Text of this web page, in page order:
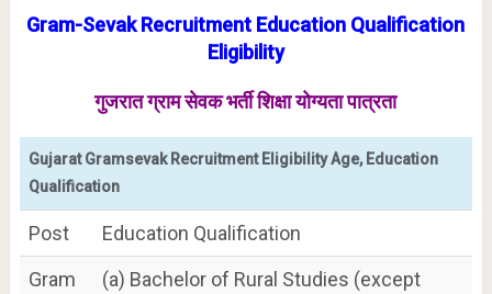
Gram-Sevak Recruitment Education Qualification
Eligibility
गुजरातग्राम सेवक भर्ती शिक्षा योग्यता पात्रता
Gujarat Gramsevak Recruitment Eligibility Age, Education
Qualification
Post
Education Qualification
Gram
(a) Bachelor of Rural Studies (except